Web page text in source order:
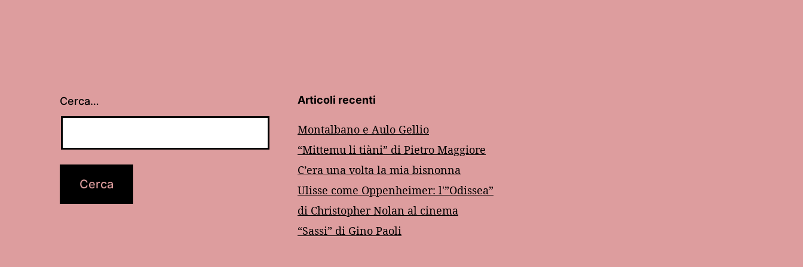
Cerca… Articoli recenti
Montalbano e Aulo Gellio
“Mittemu li tiàni” di Pietro Maggiore
C’era una volta la mia bisnonna
Ulisse come Oppenheimer: l'”Odissea”
di Christopher Nolan al cinema
“Sassi” di Gino Paoli